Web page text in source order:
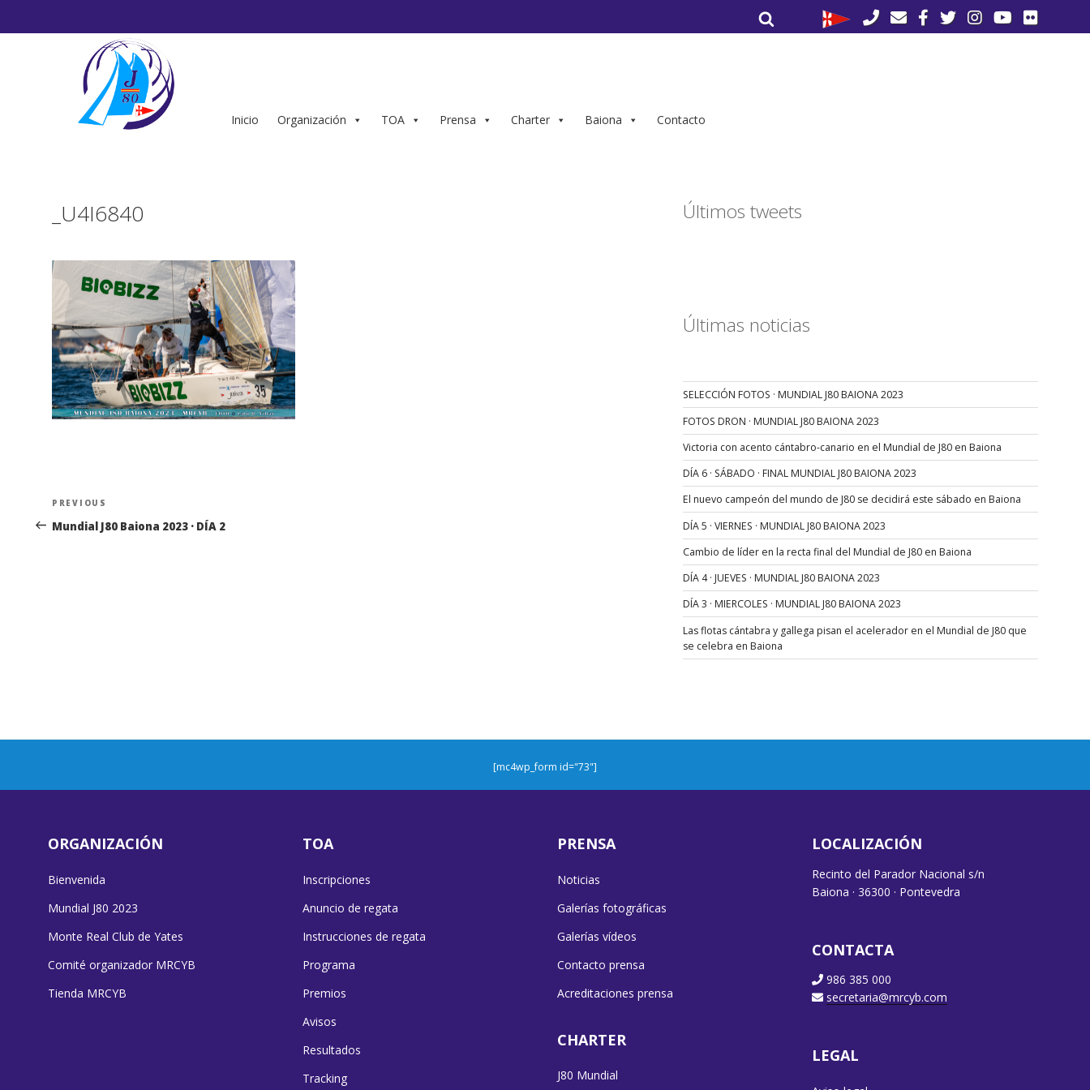
por:
Inicio Organización TOA Prensa Charter Baiona Contacto
_U4I6840
Navegación
de
Previous
Post
PREVIOUS
Mundial J80 Baiona 2023 · DÍA 2
Últimos tweets
Últimas noticias
SELECCIÓN FOTOS · MUNDIAL J80 BAIONA 2023
FOTOS DRON · MUNDIAL J80 BAIONA 2023
Victoria con acento cántabro-canario en el Mundial de J80 en Baiona
DÍA 6 · SÁBADO · FINAL MUNDIAL J80 BAIONA 2023
El nuevo campeón del mundo de J80 se decidirá este sábado en Baiona
DÍA 5 · VIERNES · MUNDIAL J80 BAIONA 2023
Cambio de líder en la recta final del Mundial de J80 en Baiona
DÍA 4 · JUEVES · MUNDIAL J80 BAIONA 2023
DÍA 3 · MIERCOLES · MUNDIAL J80 BAIONA 2023
Las flotas cántabra y gallega pisan el acelerador en el Mundial de J80 que
se celebra en Baiona
[mc4wp_form id="73"]
ORGANIZACIÓN
Bienvenida
Mundial J80 2023
Monte Real Club de Yates
Comité organizador MRCYB
Tienda MRCYB
TOA
Inscripciones
Anuncio de regata
Instrucciones de regata
Programa
Premios
Avisos
Resultados
Tracking
PRENSA
Noticias
Galerías fotográficas
Galerías vídeos
Contacto prensa
Acreditaciones prensa
CHARTER
J80 Mundial
LOCALIZACIÓN
Recinto del Parador Nacional s/n
Baiona · 36300 · Pontevedra
CONTACTA
986 385 000
secretaria@mrcyb.com
LEGAL